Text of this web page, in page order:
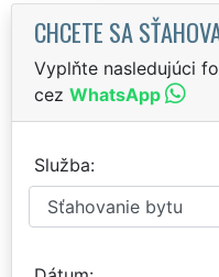
CHCETE SA
Vyplňte nasledujúci
cez WhatsApp
Služba